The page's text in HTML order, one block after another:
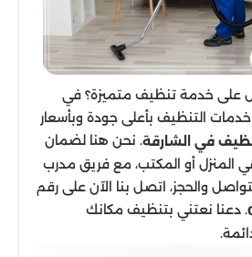
على خدمة تنظيف متميزة؟ في
التنظيف بأعلى جودة وبأسعار
في الشارقة. نحن هنا لضمان
المنزل أو المكتب، مع فريق مدرب
والحجز، اتصل بنا الآن على رقم
. دعنا نعتني بتنظيف مكانك